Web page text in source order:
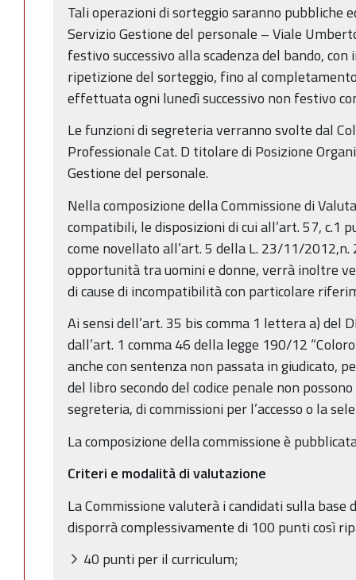
Tali operazioni di sorteggio saranno pubbliche
Servizio Gestione del personale – Viale
festivo successivo alla scadenza del bando, con
ripetizione del sorteggio, fino al
effettuata ogni lunedì successivo non festivo
Le funzioni di segreteria verranno svolte dal
Professionale Cat. D titolare di Posizione
Gestione del personale.
Nella composizione della Commissione di
compatibili, le disposizioni di cui all’art. 57, c.1
come novellato all’art. 5 della L. 23/11/
opportunità tra uomini e donne, verrà inoltre
di cause di incompatibilità con particolare
Ai sensi dell’art. 35 bis comma 1 lettera a) del
dall’art. 1 comma 46 della legge 190/12
anche con sentenza non passata in giudicato,
del libro secondo del codice penale non
segreteria, di commissioni per l’accesso o la
La composizione della commissione è
Criteri e modalità di valutazione
La Commissione valuterà i candidati sulla base
disporrà complessivamente di 100 punti così
40 punti per il curriculum;